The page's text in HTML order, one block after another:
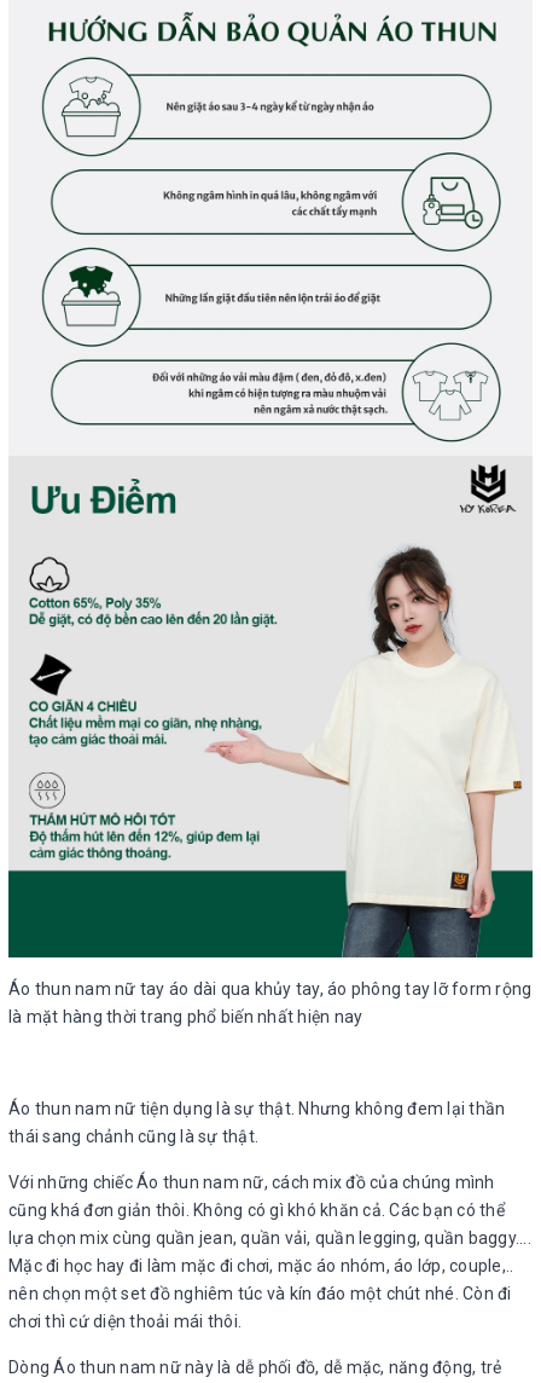
Áo thun nam nữ tay áo dài qua khủy tay, áo phông tay lỡ form rộng
là mặt hàng thời trang phổ biến nhất hiện nay
Áo thun nam nữ tiện dụng là sự thật. Nhưng không đem lại thần
thái sang chảnh cũng là sự thật.
Với những chiếc Áo thun nam nữ, cách mix đồ của chúng mình
cũng khá đơn giản thôi. Không có gì khó khăn cả. Các bạn có thể
lựa chọn mix cùng quần jean, quần vải, quần legging, quần baggy....
Mặc đi học hay đi làm mặc đi chơi, mặc áo nhóm, áo lớp, couple,..
nên chọn một set đồ nghiêm túc và kín đáo một chút nhé. Còn đi
chơi thì cứ diện thoải mái thôi.
Dòng Áo thun nam nữ này là dễ phối đồ, dễ mặc, năng động, trẻ